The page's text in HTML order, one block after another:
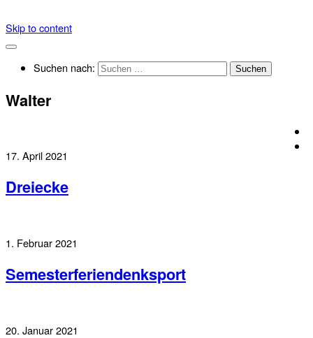
Skip to content
Suchen nach:
Walter
17. April 2021
Dreiecke
1. Februar 2021
Semesterferiendenksport
20. Januar 2021